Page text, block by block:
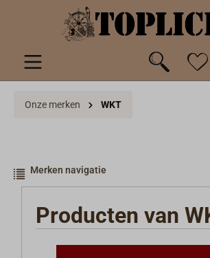
hoofdinhoud
Onze merken WKT
Merken navigatie
Producten van